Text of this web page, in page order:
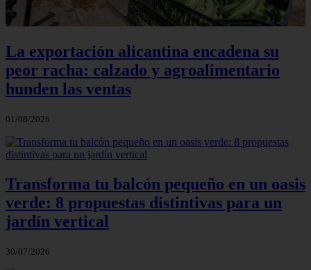
La exportación alicantina encadena su
peor racha: calzado y agroalimentario
hunden las ventas
01/08/2026
Transforma tu balcón pequeño en un oasis
verde: 8 propuestas distintivas para un
jardín vertical
30/07/2026